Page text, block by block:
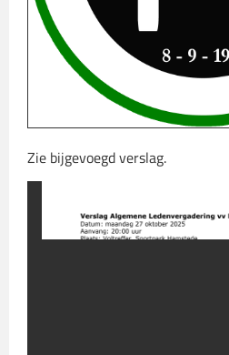
Zie bijgevoegd verslag.